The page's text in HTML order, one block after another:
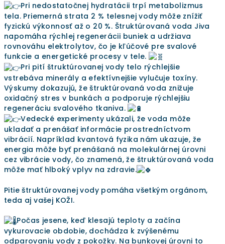
Pri nedostatočnej hydratácii trpí metabolizmus
tela. Priemerná strata 2 % telesnej vody môže znížiť
fyzickú výkonnosť až o 20 %. Štruktúrovaná voda Jiva
napomáha rýchlej regenerácii buniek a udržiava
rovnováhu elektrolytov, čo je kľúčové pre svalové
funkcie a energetické procesy v tele.
Pri pití štruktúrovanej vody telo rýchlejšie
vstrebáva minerály a efektívnejšie vylučuje toxíny.
Výskumy dokazujú, že štruktúrovaná voda znižuje
oxidačný stres v bunkách a podporuje rýchlejšiu
regeneráciu svalového tkaniva.
Vedecké experimenty ukázali, že voda môže
ukladať a prenášať informácie prostredníctvom
vibrácií. Napríklad kvantová fyzika nám ukazuje, že
energia môže byť prenášaná na molekulárnej úrovni
cez vibrácie vody, čo znamená, že štruktúrovaná voda
môže mať hlboký vplyv na zdravie.
Pitie štruktúrovanej vody pomáha všetkým orgánom,
teda aj vašej KOŽI.
Počas jesene, keď klesajú teploty a začína
vykurovacie obdobie, dochádza k zvýšenému
odparovaniu vody z pokožky. Na bunkovej úrovni to